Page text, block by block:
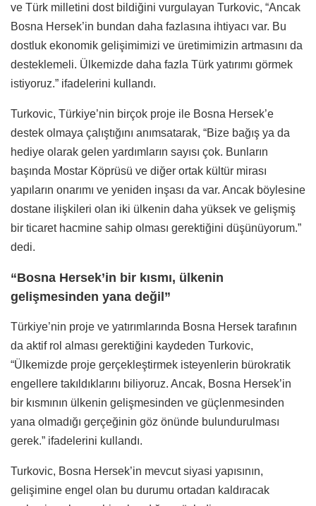
ve Türk milletini dost bildiğini vurgulayan Turkovic, “Ancak
Bosna Hersek’in bundan daha fazlasına ihtiyacı var. Bu
dostluk ekonomik gelişimimizi ve üretimimizin artmasını da
desteklemeli. Ülkemizde daha fazla Türk yatırımı görmek
istiyoruz.” ifadelerini kullandı.
Turkovic, Türkiye’nin birçok proje ile Bosna Hersek’e
destek olmaya çalıştığını anımsatarak, “Bize bağış ya da
hediye olarak gelen yardımların sayısı çok. Bunların
başında Mostar Köprüsü ve diğer ortak kültür mirası
yapıların onarımı ve yeniden inşası da var. Ancak böylesine
dostane ilişkileri olan iki ülkenin daha yüksek ve gelişmiş
bir ticaret hacmine sahip olması gerektiğini düşünüyorum.”
dedi.
“Bosna Hersek’in bir kısmı, ülkenin
gelişmesinden yana değil”
Türkiye’nin proje ve yatırımlarında Bosna Hersek tarafının
da aktif rol alması gerektiğini kaydeden Turkovic,
“Ülkemizde proje gerçekleştirmek isteyenlerin bürokratik
engellere takıldıklarını biliyoruz. Ancak, Bosna Hersek’in
bir kısmının ülkenin gelişmesinden ve güçlenmesinden
yana olmadığı gerçeğinin göz önünde bulundurulması
gerek.” ifadelerini kullandı.
Turkovic, Bosna Hersek’in mevcut siyasi yapısının,
gelişimine engel olan bu durumu ortadan kaldıracak